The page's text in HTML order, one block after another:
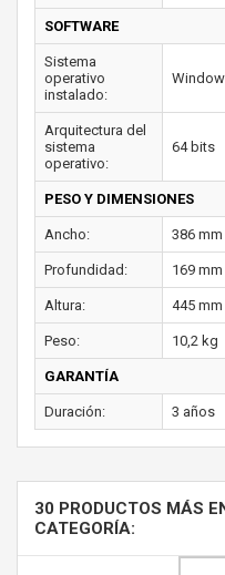
SOFTWARE
Sistema
operativo
instalado:
Arquitectura del
sistema
operativo:
64 bits
PESO Y DIMENSIONES
Ancho: 386 mm
Profundidad: 169 mm
Altura: 445 mm
Peso: 10,2 kg
GARANTÍA
Duración: 3 años
30 PRODUCTOS MÁS
CATEGORÍA: